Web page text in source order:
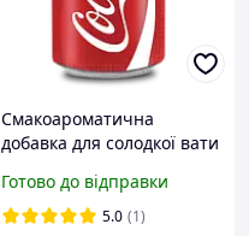
Смакоароматична
добавка для солодкої вати
Готово до відправки
5.0 (1)